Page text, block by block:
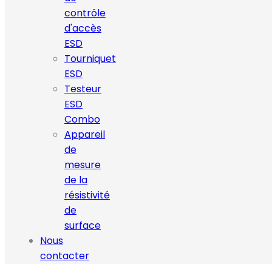
contrôle
d'accès
ESD
Tourniquet
ESD
Testeur
ESD
Combo
Appareil
de
mesure
de la
résistivité
de
surface
Nous
contacter